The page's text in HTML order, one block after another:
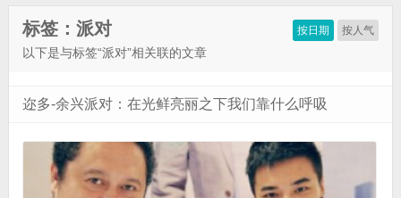
按日期 按人气
标签：派对
以下是与标签“派对”相关联的文章
迩多-余兴派对：在光鲜亮丽之下我们靠什么呼吸